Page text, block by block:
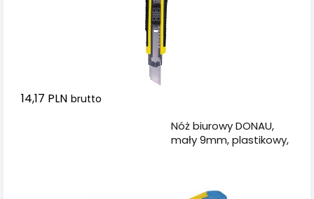
14,17 PLN brutto
Nóż biurowy DONAU,
mały 9mm, plastikowy,